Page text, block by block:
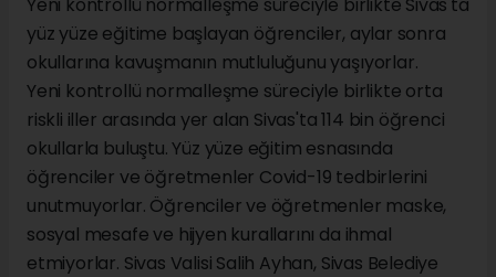
yüz yüze eğitime başlayan öğrenciler, aylar sonra
okullarına kavuşmanın mutluluğunu yaşıyorlar.
Yeni kontrollü normalleşme süreciyle birlikte orta
riskli iller arasında yer alan Sivas'ta 114 bin öğrenci
okullarla buluştu. Yüz yüze eğitim esnasında
öğrenciler ve öğretmenler Covid-19 tedbirlerini
unutmuyorlar. Öğrenciler ve öğretmenler maske,
sosyal mesafe ve hijyen kurallarını da ihmal
etmiyorlar. Sivas Valisi Salih Ayhan, Sivas Belediye